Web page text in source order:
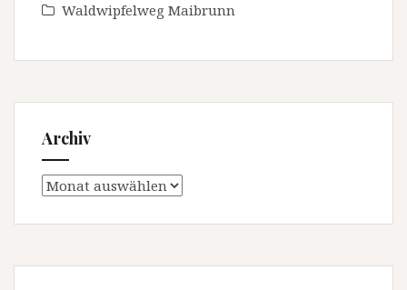
Waldwipfelweg Maibrunn
Archiv
Archiv